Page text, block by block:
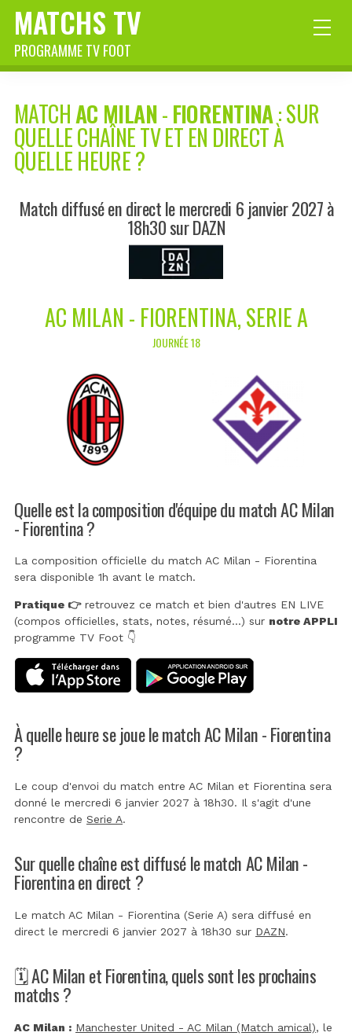
MATCHS TV
PROGRAMME TV FOOT
MATCHAC MILAN-FIORENTINA: SUR
QUELLE CHAÎNE TV ET EN DIRECT À
QUELLE HEURE ?
Match diffusé en direct le mercredi 6 janvier 2027 à
18h30 sur DAZN
AC MILAN - FIORENTINA, SERIE A
JOURNÉE 18
Quelle est la composition d'équipe du match AC Milan
- Fiorentina ?
La composition officielle du match AC Milan - Fiorentina
sera disponible 1h avant le match.
Pratique 👉retrouvez ce match et bien d'autres EN LIVE
(compos officielles, stats, notes, résumé...) sur notre APPLI
programme TV Foot 👇
À quelle heure se joue le match AC Milan - Fiorentina
?
Le coup d'envoi du match entre AC Milan et Fiorentina sera
donné le mercredi 6 janvier 2027 à 18h30. Il s'agit d'une
rencontre de Serie A.
Sur quelle chaîne est diffusé le match AC Milan -
Fiorentina en direct ?
Le match AC Milan - Fiorentina (Serie A) sera diffusé en
direct le mercredi 6 janvier 2027 à 18h30 sur DAZN.
🗓️ AC Milan et Fiorentina, quels sont les prochains
matchs ?
AC Milan : Manchester United - AC Milan (Match amical), le